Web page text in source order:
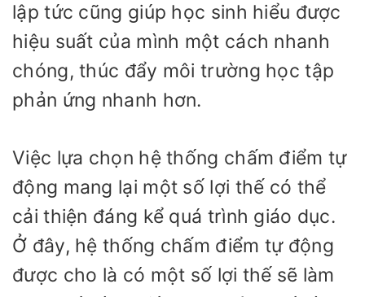
lập tức cũng giúp học sinh hiểu được
hiệu suất của mình một cách nhanh
chóng, thúc đẩy môi trường học tập
phản ứng nhanh hơn.
Việc lựa chọn hệ thống chấm điểm tự
động mang lại một số lợi thế có thể
cải thiện đáng kể quá trình giáo dục.
Ở đây, hệ thống chấm điểm tự động
được cho là có một số lợi thế sẽ làm